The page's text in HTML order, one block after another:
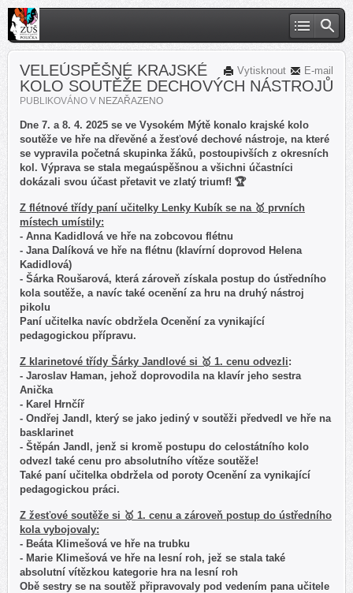
E-mail
Vytisknout
VELEÚSPĚŠNÉ KRAJSKÉ
KOLO SOUTĚŽE DECHOVÝCH NÁSTROJŮ
PUBLIKOVÁNO V NEZAŘAZENO
Dne 7. a 8. 4. 2025 se ve Vysokém Mýtě konalo krajské kolo
soutěže ve hře na dřevěné a žesťové dechové nástroje, na které
se vypravila početná skupinka žáků, postoupivších z okresních
kol. Výprava se stala megaúspěšnou a všichni účastníci
dokázali svou účast přetavit ve zlatý triumf! 🏆
Z flétnové třídy paní učitelky Lenky Kubík se na 🥇 prvních
místech umístily:
- Anna Kadidlová ve hře na zobcovou flétnu
- Jana Dalíková ve hře na flétnu (klavírní doprovod Helena
Kadidlová)
- Šárka Roušarová, která zároveň získala postup do ústředního
kola soutěže, a navíc také ocenění za hru na druhý nástroj
pikolu
Paní učitelka navíc obdržela Ocenění za vynikající
pedagogickou přípravu.
Z klarinetové třídy Šárky Jandlové si 🥇 1. cenu odvezli:
- Jaroslav Haman, jehož doprovodila na klavír jeho sestra
Anička
- Karel Hrnčíř
- Ondřej Jandl, který se jako jediný v soutěži předvedl ve hře na
basklarinet
- Štěpán Jandl, jenž si kromě postupu do celostátního kolo
odvezl také cenu pro absolutního vítěze soutěže!
Také paní učitelka obdržela od poroty Ocenění za vynikající
pedagogickou práci.
Z žesťové soutěže si 🥇 1. cenu a zároveň postup do ústředního
kola vybojovaly:
- Beáta Klimešová ve hře na trubku
- Marie Klimešová ve hře na lesní roh, jež se stala také
absolutní vítězkou kategorie hra na lesní roh
Obě sestry se na soutěž připravovaly pod vedením pana učitele